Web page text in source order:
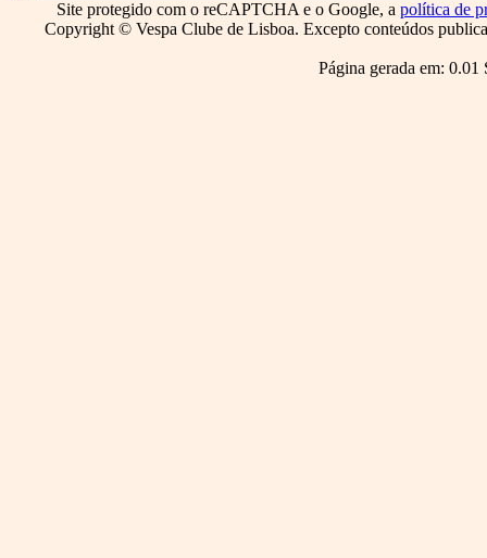
Site protegido com o reCAPTCHA e o Google, a política de
Copyright © Vespa Clube de Lisboa. Excepto conteúdos
Página gerada em: 0.01